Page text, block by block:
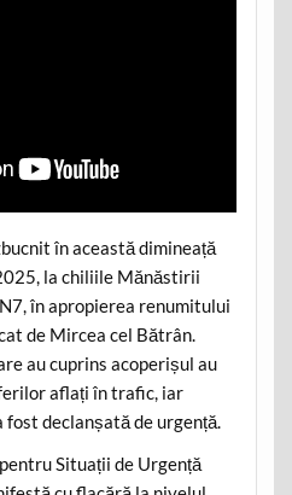
în această dimineață
la chiliile Mănăstirii
în apropierea renumitului
de Mircea cel Bătrân.
au cuprins acoperișul au
aflați în trafic, iar
declanșată de urgență.
Situații de Urgență